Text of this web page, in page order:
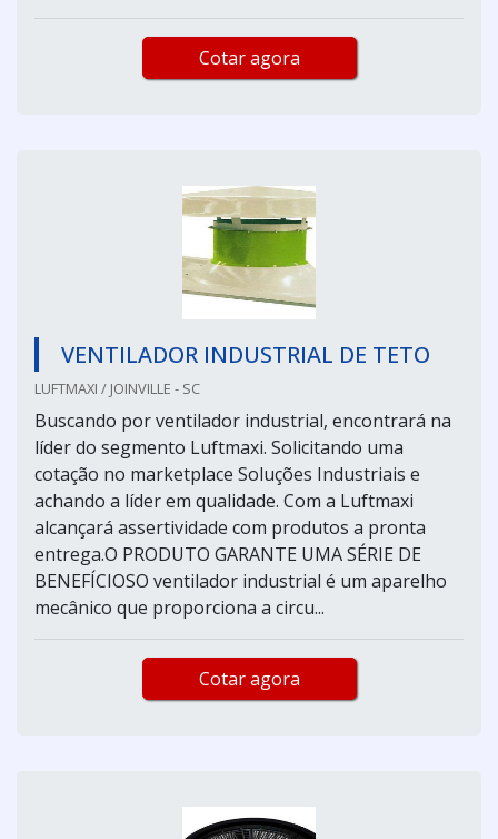
Cotar agora
VENTILADOR INDUSTRIAL DE TETO
LUFTMAXI / JOINVILLE - SC
Buscando por ventilador industrial, encontrará na
líder do segmento Luftmaxi. Solicitando uma
cotação no marketplace Soluções Industriais e
achando a líder em qualidade. Com a Luftmaxi
alcançará assertividade com produtos a pronta
entrega.O PRODUTO GARANTE UMA SÉRIE DE
BENEFÍCIOSO ventilador industrial é um aparelho
mecânico que proporciona a circu...
Cotar agora